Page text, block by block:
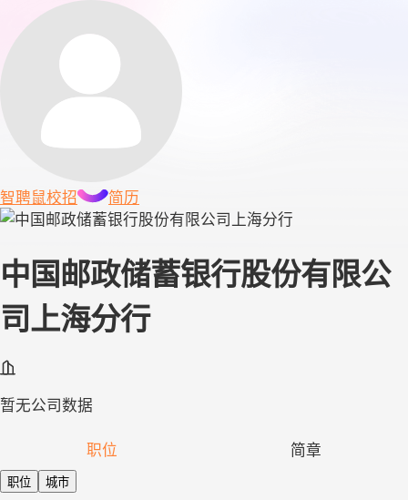
智聘鼠校招 简历
中国邮政储蓄银行股份有限公
司上海分行
暂无公司数据
职位 简章
职位 城市